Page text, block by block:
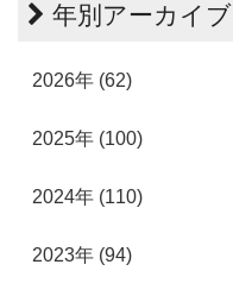
年別アーカイブ
2026年 (62)
2025年 (100)
2024年 (110)
2023年 (94)